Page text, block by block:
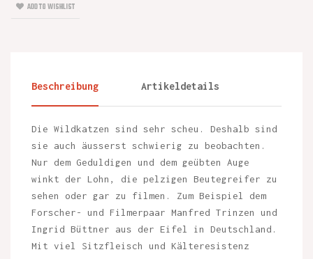
ADD TO WISHLIST
Beschreibung Artikeldetails
Die Wildkatzen sind sehr scheu. Deshalb sind
sie auch äusserst schwierig zu beobachten.
Nur dem Geduldigen und dem geübten Auge
winkt der Lohn, die pelzigen Beutegreifer zu
sehen oder gar zu filmen. Zum Beispiel dem
Forscher- und Filmerpaar Manfred Trinzen und
Ingrid Büttner aus der Eifel in Deutschland.
Mit viel Sitzfleisch und Kälteresistenz